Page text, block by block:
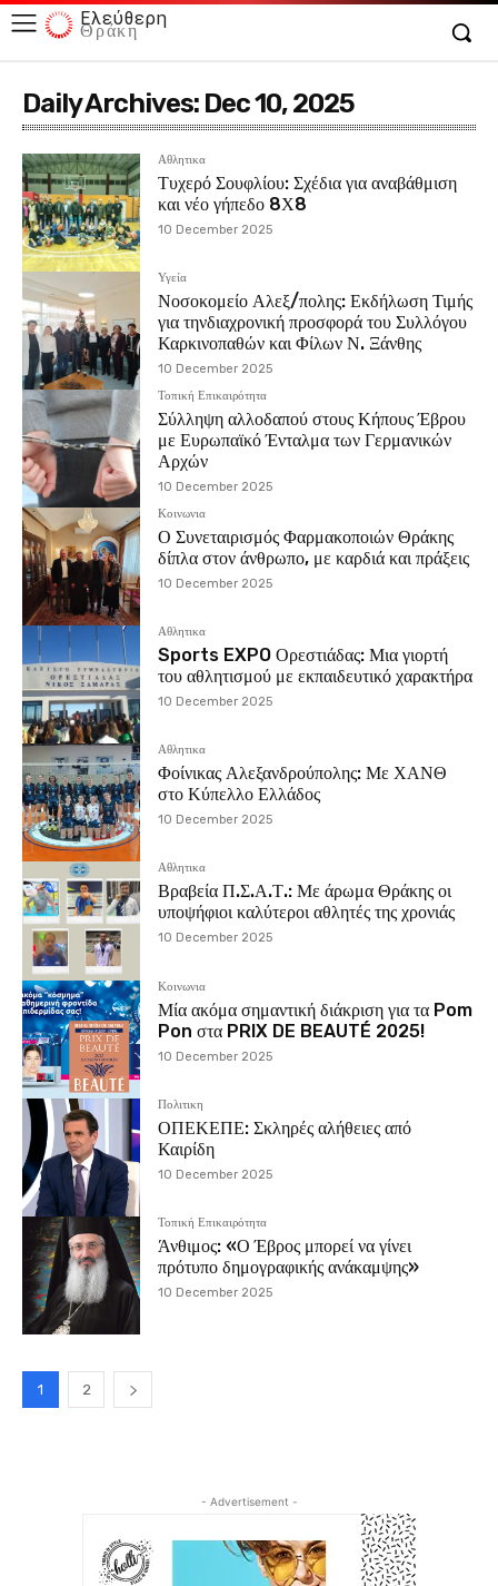
Ελεύθερη
Θράκη
Daily Archives: Dec 10, 2025
Αθλητικα
Τυχερό Σουφλίου: Σχέδια για αναβάθμιση
και νέο γήπεδο 8Χ8
10 December 2025
Υγεία
Νοσοκομείο Αλεξ/πολης: Εκδήλωση Τιμής
για τηνδιαχρονική προσφορά του Συλλόγου
Καρκινοπαθών και Φίλων Ν. Ξάνθης
10 December 2025
Τοπική Επικαιρότητα
Σύλληψη αλλοδαπού στους Κήπους Έβρου
με Ευρωπαϊκό Ένταλμα των Γερμανικών
Αρχών
10 December 2025
Κοινωνια
Ο Συνεταιρισμός Φαρμακοποιών Θράκης
δίπλα στον άνθρωπο, με καρδιά και πράξεις
10 December 2025
Αθλητικα
Sports EXPO Ορεστιάδας: Μια γιορτή
του αθλητισμού με εκπαιδευτικό χαρακτήρα
10 December 2025
Αθλητικα
Φοίνικας Αλεξανδρούπολης: Με ΧΑΝΘ
στο Κύπελλο Ελλάδος
10 December 2025
Αθλητικα
Βραβεία Π.Σ.Α.Τ.: Με άρωμα Θράκης οι
υποψήφιοι καλύτεροι αθλητές της χρονιάς
10 December 2025
Κοινωνια
Μία ακόμα σημαντική διάκριση για τα Pom
Pon στα PRIX DE BEAUTÉ 2025!
10 December 2025
Πολιτικη
ΟΠΕΚΕΠΕ: Σκληρές αλήθειες από
Καιρίδη
10 December 2025
Τοπική Επικαιρότητα
Άνθιμος: «Ο Έβρος μπορεί να γίνει
πρότυπο δημογραφικής ανάκαμψης»
10 December 2025
1 2
- Advertisement -